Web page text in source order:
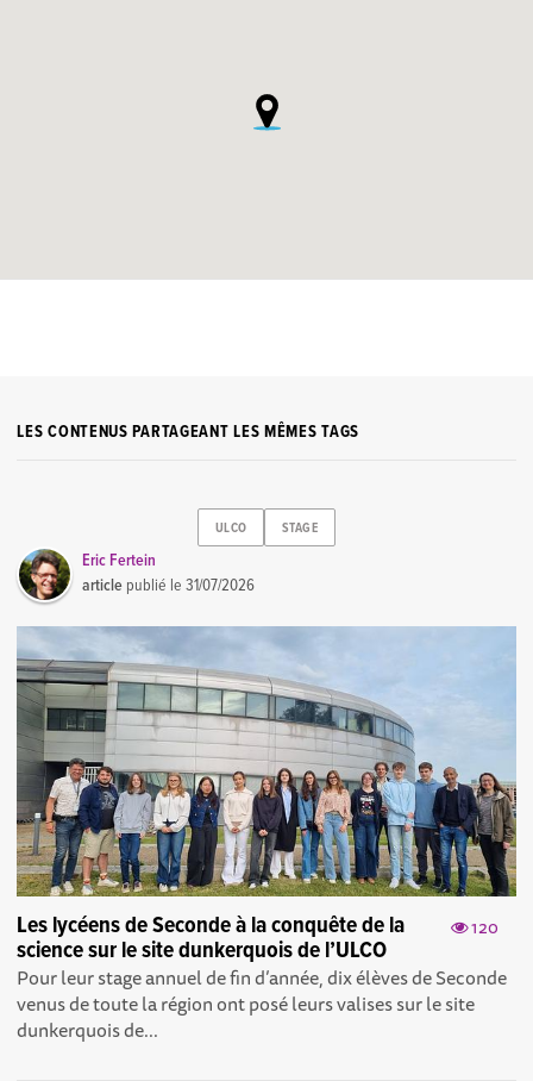
LES CONTENUS PARTAGEANT LES MÊMES TAGS
ULCO STAGE
Eric Fertein
article publié le31/07/2026
120
Les lycéens de Seconde à la conquête de la
science sur le site dunkerquois de l’ULCO
Pour leur stage annuel de fin d’année, dix élèves de Seconde
venus de toute la région ont posé leurs valises sur le site
dunkerquois de...